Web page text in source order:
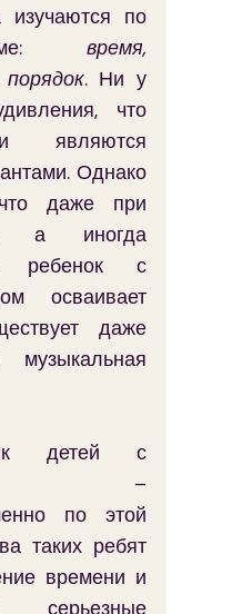
изучаются по
время,
. Ни у
что
являются
Однако
даже при
а иногда
ребенок с
осваивает
даже
детей с
по этой
таких ребят
времени и